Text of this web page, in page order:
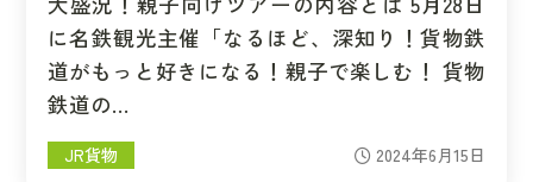
に名鉄観光主催「なるほど、深知り！貨物鉄
道がもっと好きになる！親子で楽しむ！ 貨物
鉄道の…
JR貨物 2024年6月15日